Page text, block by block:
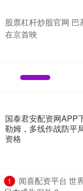
股票杠杆炒股官网 巴
在京首映
国泰君安配资网APP
勒姆，多线作战防平
资格
1
闻喜配资平台 世